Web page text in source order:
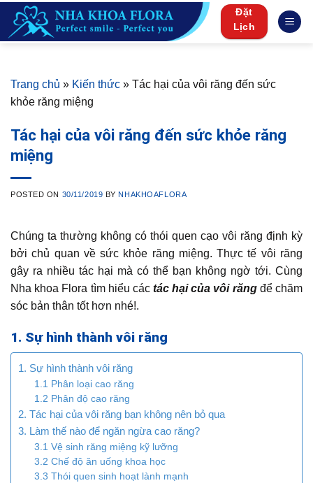
content
Đặt
Lịch
Trang chủ » Kiến thức » Tác hại của vôi răng đến sức
khỏe răng miệng
Tác hại của vôi răng đến sức khỏe răng
miệng
POSTED ON 30/11/2019 BYNHAKHOAFLORA
Chúng ta thường không có thói quen cạo vôi răng định kỳ
bởi chủ quan về sức khỏe răng miệng. Thực tế vôi răng
gây ra nhiều tác hại mà có thể bạn không ngờ tới. Cùng
Nha khoa Flora tìm hiểu các tác hại của vôi răngđể chăm
sóc bản thân tốt hơn nhé!.
1. Sự hình thành vôi răng
1. Sự hình thành vôi răng
1.1 Phân loại cao răng
1.2 Phân độ cao răng
2. Tác hại của vôi răng bạn không nên bỏ qua
3. Làm thế nào để ngăn ngừa cao răng?
3.1 Vệ sinh răng miệng kỹ lưỡng
3.2 Chế độ ăn uống khoa học
3.3 Thói quen sinh hoạt lành mạnh